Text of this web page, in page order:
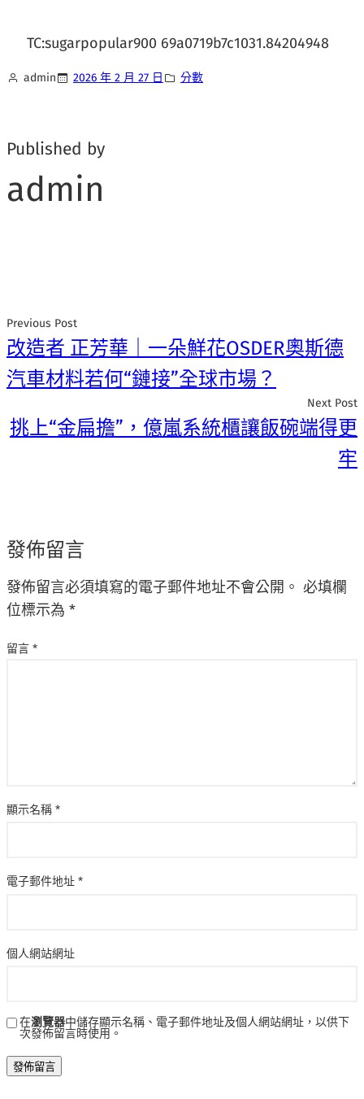
TC:sugarpopular900 69a0719b7c1031.84204948
admin 2026 年 2 月 27 日 分數
Published by
admin
Previous Post
改造者 正芳華｜一朵鮮花OSDER奧斯德
汽車材料若何“鏈接”全球市場？
Next Post
挑上“金扁擔”，億嵐系統櫃讓飯碗端得更
牢
發佈留言
發佈留言必須填寫的電子郵件地址不會公開。 必填欄
位標示為 *
留言 *
顯示名稱 *
電子郵件地址 *
個人網站網址
在瀏覽器中儲存顯示名稱、電子郵件地址及個人網站網址，以供下
次發佈留言時使用。